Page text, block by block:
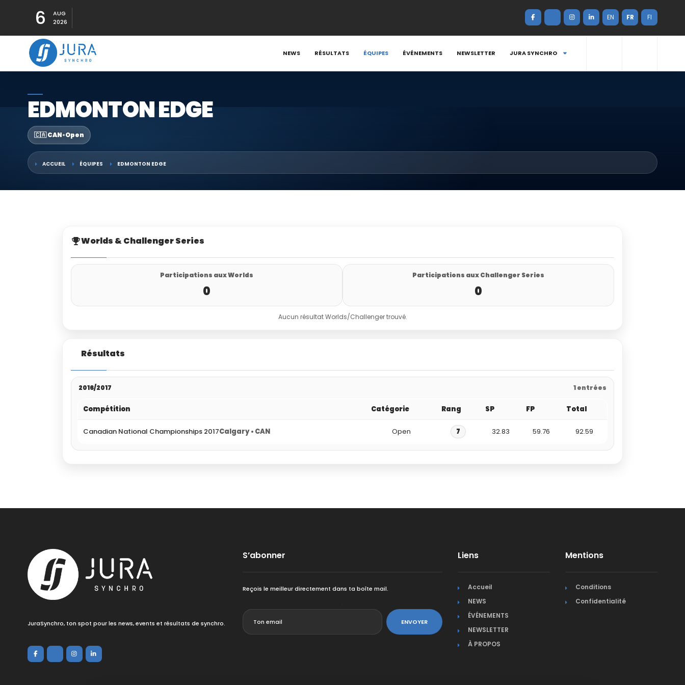
6
AUG
2026
EN FR FI
NEWS RÉSULTATS ÉQUIPES ÉVÉNEMENTS NEWSLETTER JURA SYNCHRO
EDMONTON EDGE
🇨🇦 CAN•Open
ACCUEIL ÉQUIPES EDMONTON EDGE
Worlds & Challenger Series
Participations aux Worlds
0
Participations aux Challenger Series
0
Aucun résultat Worlds/Challenger trouvé.
Résultats
2016/2017 1 entrées
Compétition Catégorie Rang SP FP Total
Canadian National Championships 2017Calgary • CAN Open 7 32.83 59.76 92.59
JuraSynchro, ton spot pour les news, events et résultats de synchro.
S’abonner
Reçois le meilleur directement dans ta boîte mail.
ENVOYER
Liens
Accueil
NEWS
ÉVÉNEMENTS
NEWSLETTER
À PROPOS
Mentions
Conditions
Confidentialité